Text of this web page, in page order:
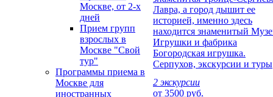
Москве, от 2-х
дней
Прием групп
взрослых в
Москве "Свой
тур"
Программы приема в
Москве для
иностранных
Лавра, а город дышит ее
историей, именно здесь
находится знаменитый
Игрушки и фабрика
Богородская игрушка.
Серпухов, экскурсии и туры
2 экскурсии
от 3500 руб.